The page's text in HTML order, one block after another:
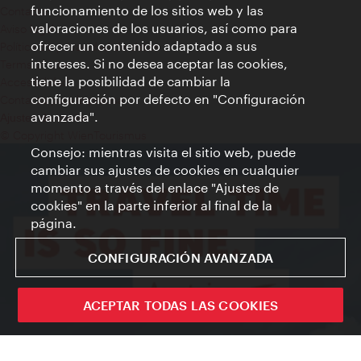
Contacto
Aviso legal
Política de privacidad de datos
Terms of Use
Accesibilidad
Contacto para la prensa
Ajustes de cookie
funcionamiento de los sitios web y las
valoraciones de los usuarios, así como para
ofrecer un contenido adaptado a sus
intereses. Si no desea aceptar las cookies,
tiene la posibilidad de cambiar la
configuración por defecto en "Configuración
avanzada".
Consejo: mientras visita el sitio web, puede
cambiar sus ajustes de cookies en cualquier
momento a través del enlace "Ajustes de
cookies" en la parte inferior al final de la
página.
CONFIGURACIÓN AVANZADA
ACEPTAR TODAS LAS COOKIES